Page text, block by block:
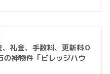
礼金、手数料、更新料０
の神物件「ビレッジハウ